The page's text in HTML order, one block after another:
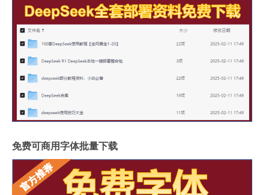
免费可商用字体批量下载